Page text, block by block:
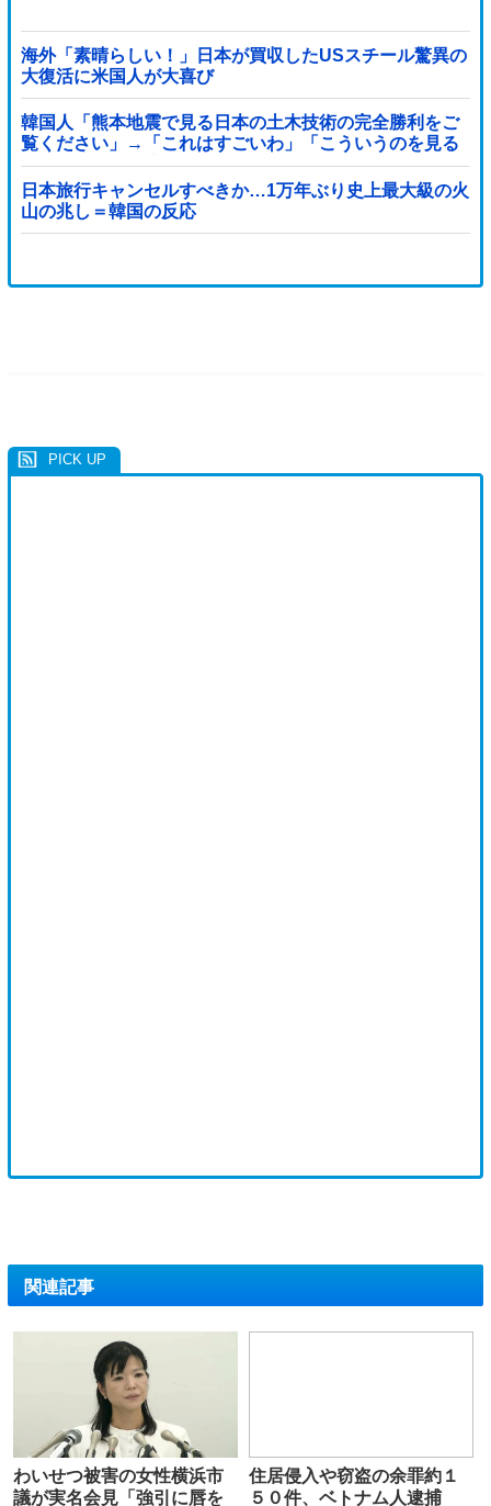
海外「素晴らしい！」日本が買収したUSスチール驚異の
大復活に米国人が大喜び
韓国人「熊本地震で見る日本の土木技術の完全勝利をご
覧ください」→「これはすごいわ」「こういうのを見る
と日本人は何か適当に作る感じがしない・・・」「あれ
がまさに経験値である」
日本旅行キャンセルすべきか…1万年ぶり史上最大級の火
山の兆し＝韓国の反応
関連記事
わいせつ被害の女性横浜市
議が実名会見「強引に唇を
住居侵入や窃盗の余罪約１
５０件、ベトナム人逮捕